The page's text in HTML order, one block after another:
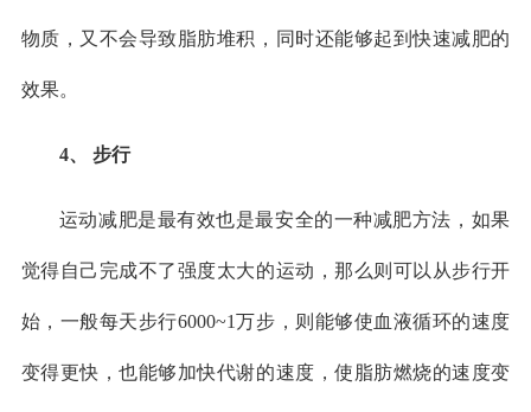
物质，又不会导致脂肪堆积，同时还能够起到快速减肥的
效果。
4、 步行
运动减肥是最有效也是最安全的一种减肥方法，如果
觉得自己完成不了强度太大的运动，那么则可以从步行开
始，一般每天步行6000~1万步，则能够使血液循环的速度
变得更快，也能够加快代谢的速度，使脂肪燃烧的速度变